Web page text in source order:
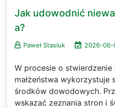
Jak udowodnić
a?
Paweł Stasiuk 2026-06-
W procesie o stwierdzenie
małżeństwa wykorzystuje
środków dowodowych.
wskazać zeznania stron i